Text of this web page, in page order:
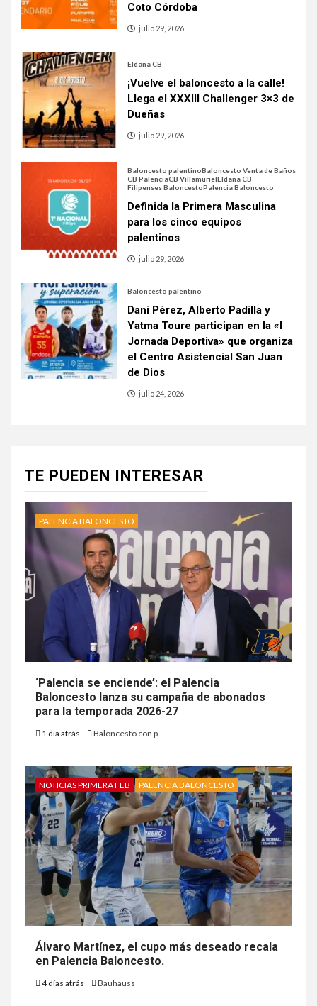
Coto Córdoba
julio 29, 2026
Eldana CB
¡Vuelve el baloncesto a la calle!
Llega el XXXIII Challenger 3×3 de
Dueñas
julio 29, 2026
Baloncesto palentinoBaloncesto Venta de Baños
CB PalenciaCB VillamurielEldana CB
Filipenses BaloncestoPalencia Baloncesto
Definida la Primera Masculina
para los cinco equipos
palentinos
julio 29, 2026
Baloncesto palentino
Dani Pérez, Alberto Padilla y
Yatma Toure participan en la «I
Jornada Deportiva» que organiza
el Centro Asistencial San Juan
de Dios
julio 24, 2026
TE PUEDEN INTERESAR
PALENCIA BALONCESTO
‘Palencia se enciende’: el Palencia
Baloncesto lanza su campaña de abonados
para la temporada 2026-27
1 día atrás Baloncesto con p
NOTICIAS PRIMERA FEB PALENCIA BALONCESTO
Álvaro Martínez, el cupo más deseado recala
en Palencia Baloncesto.
4 días atrás Bauhauss